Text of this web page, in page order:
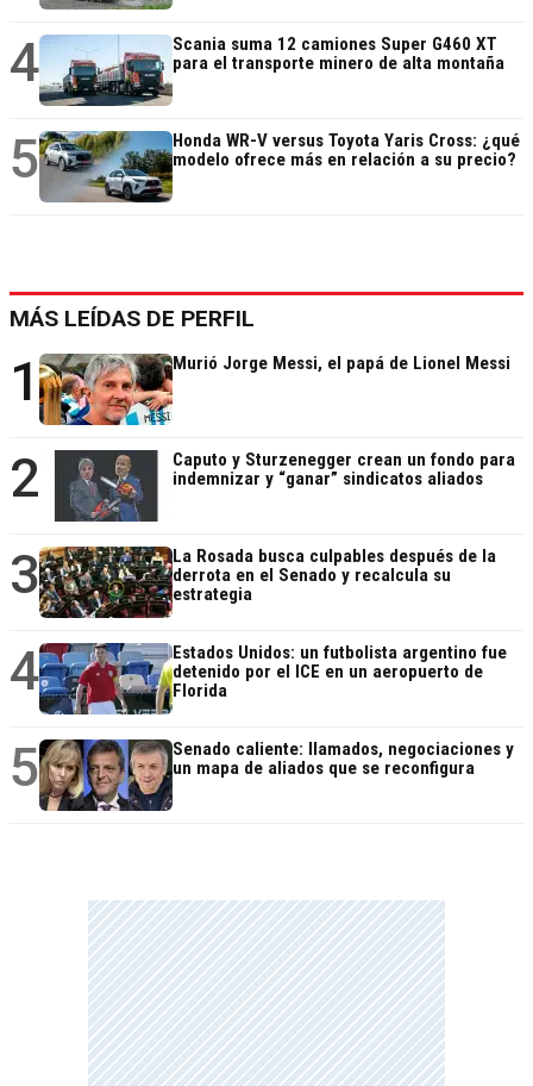
4
Scania suma 12 camiones Super G460 XT
para el transporte minero de alta montaña
5
Honda WR-V versus Toyota Yaris Cross: ¿qué
modelo ofrece más en relación a su precio?
MÁS LEÍDAS DE PERFIL
1 Murió Jorge Messi, el papá de Lionel Messi
2
Caputo y Sturzenegger crean un fondo para
indemnizar y “ganar” sindicatos aliados
3
La Rosada busca culpables después de la
derrota en el Senado y recalcula su
estrategia
4
Estados Unidos: un futbolista argentino fue
detenido por el ICE en un aeropuerto de
Florida
5
Senado caliente: llamados, negociaciones y
un mapa de aliados que se reconfigura